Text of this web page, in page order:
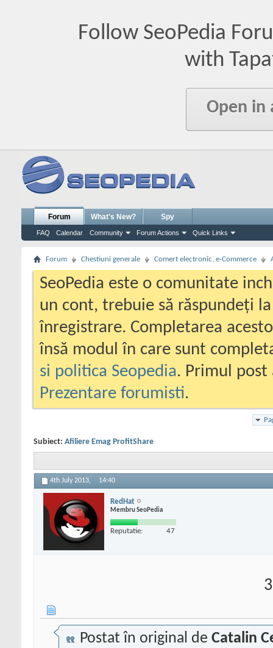
Follow SeoPedia
with
Open in
Forum
FAQ Calendar Community Forum Actions Quick Links
What's New? Spy
Forum Chestiuni generale Comert electronic, e-Commerce
SeoPedia este o comunitate
un cont, trebuie să răspundeți
înregistrare. Completarea
însă modul în care sunt
si politica Seopedia. Primul
Prezentare forumisti.
Subiect: Afiliere Emag ProfitShare
4th July 2013, 14:40
RedHat
Membru SeoPedia
Reputatie: 47
Postat în original de Catalin